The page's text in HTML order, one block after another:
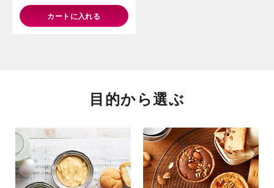
カートに入れる
目的から選ぶ